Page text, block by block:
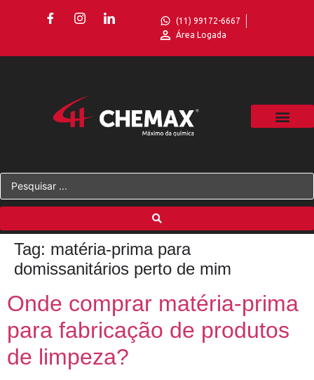
(11) 99172-6667
Área Logada
Tag: matéria-prima para
domissanitários perto de mim
Onde comprar matéria-prima
para fabricação de produtos
de limpeza?